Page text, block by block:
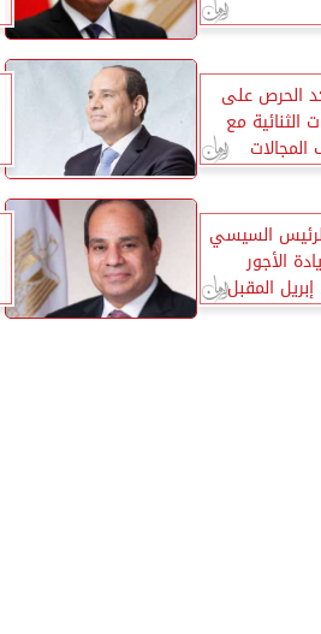
الحرص على
الثنائية مع
السيسي
الأجور
المقبل